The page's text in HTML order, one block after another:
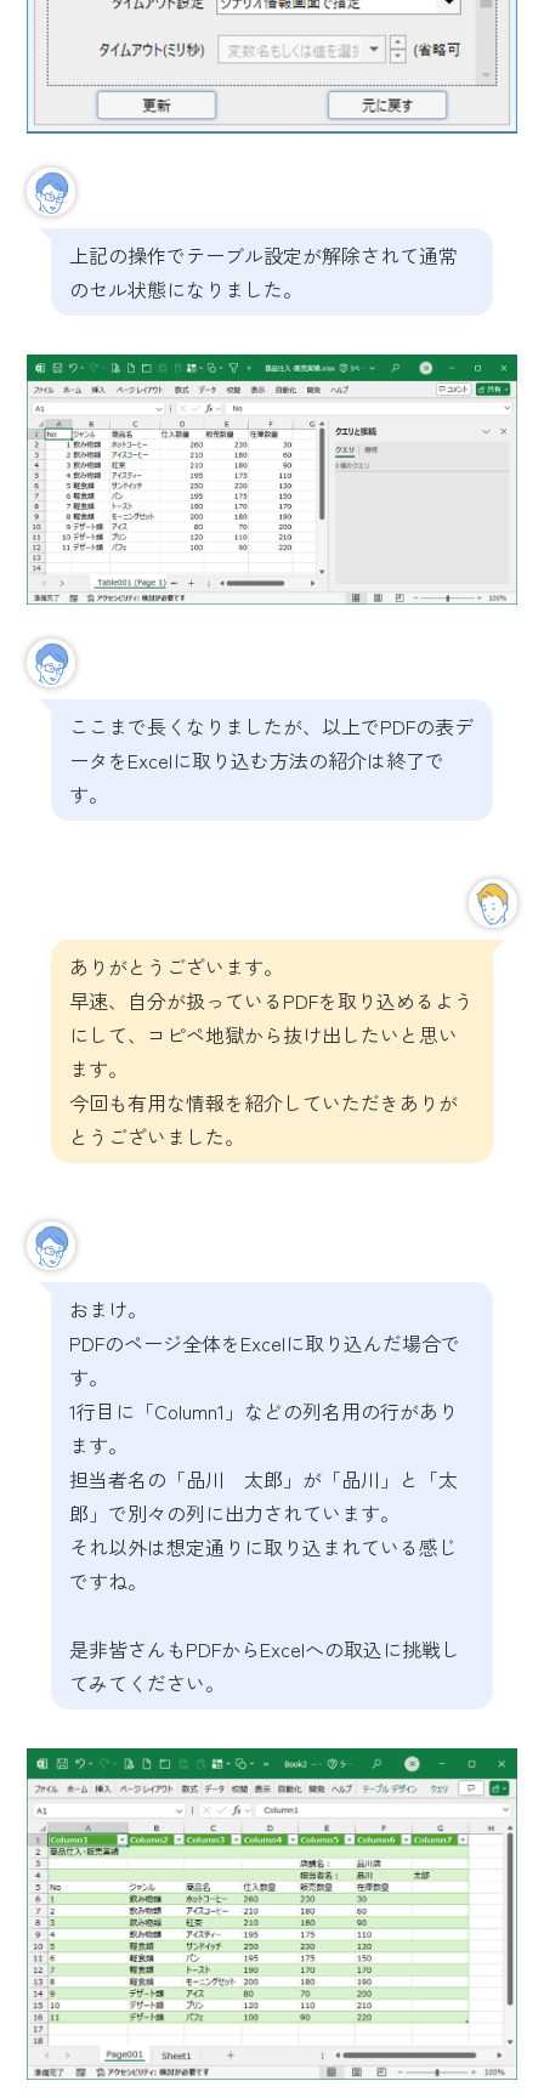
上記の操作でテーブル設定が解除されて通常
のセル状態になりました。
ここまで長くなりましたが、以上でPDFの表デ
ータをExcelに取り込む方法の紹介は終了で
す。
ありがとうございます。
早速、自分が扱っているPDFを取り込めるよう
にして、コピペ地獄から抜け出したいと思い
ます。
今回も有用な情報を紹介していただきありが
とうございました。
おまけ。
PDFのページ全体をExcelに取り込んだ場合で
す。
1行目に「Column1」などの列名用の行があり
ます。
担当者名の「品川 太郎」が「品川」と「太
郎」で別々の列に出力されています。
それ以外は想定通りに取り込まれている感じ
ですね。
是非皆さんもPDFからExcelへの取込に挑戦し
てみてください。